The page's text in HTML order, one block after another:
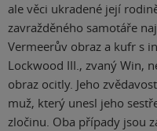
ale věci ukradené její
zavražděného samotáře
Vermeerův obraz a kufr s
Lockwood III., zvaný Win,
obraz ocitly. Jeho
muž, který unesl jeho
zločinu. Oba případy jsou